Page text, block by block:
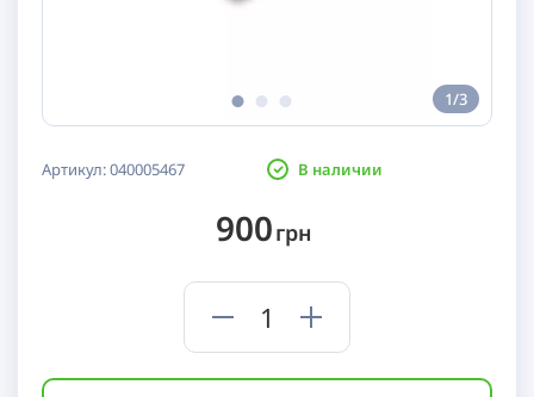
1/3
Артикул:040005467 В наличии
900грн